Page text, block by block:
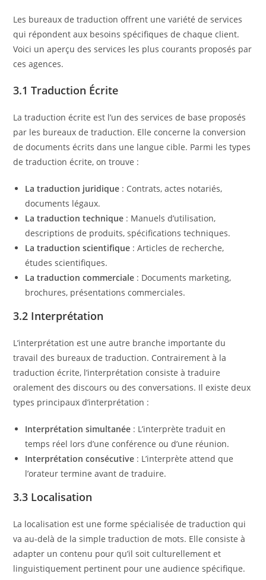
Les bureaux de traduction offrent une variété de services
qui répondent aux besoins spécifiques de chaque client.
Voici un aperçu des services les plus courants proposés par
ces agences.
3.1 Traduction Écrite
La traduction écrite est l’un des services de base proposés
par les bureaux de traduction. Elle concerne la conversion
de documents écrits dans une langue cible. Parmi les types
de traduction écrite, on trouve :
La traduction juridique : Contrats, actes notariés,
documents légaux.
La traduction technique : Manuels d’utilisation,
descriptions de produits, spécifications techniques.
La traduction scientifique : Articles de recherche,
études scientifiques.
La traduction commerciale : Documents marketing,
brochures, présentations commerciales.
3.2 Interprétation
L’interprétation est une autre branche importante du
travail des bureaux de traduction. Contrairement à la
traduction écrite, l’interprétation consiste à traduire
oralement des discours ou des conversations. Il existe deux
types principaux d’interprétation :
Interprétation simultanée : L’interprète traduit en
temps réel lors d’une conférence ou d’une réunion.
Interprétation consécutive : L’interprète attend que
l’orateur termine avant de traduire.
3.3 Localisation
La localisation est une forme spécialisée de traduction qui
va au-delà de la simple traduction de mots. Elle consiste à
adapter un contenu pour qu’il soit culturellement et
linguistiquement pertinent pour une audience spécifique.